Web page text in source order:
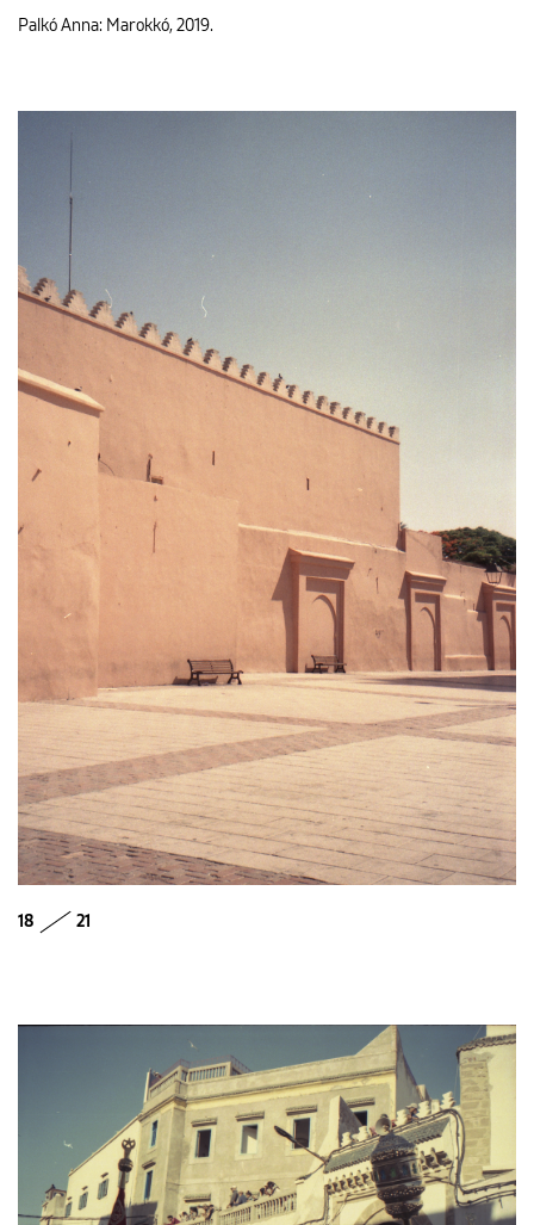
Palkó Anna: Marokkó, 2019.
18 21